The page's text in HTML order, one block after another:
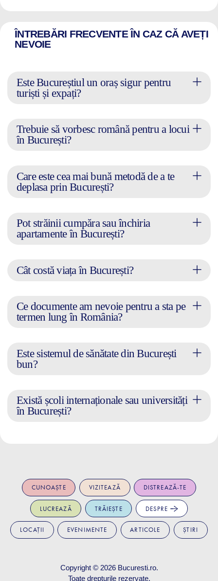
ÎNTREBĂRI FRECVENTE ÎN CAZ CĂ AVEȚI
NEVOIE
Este Bucureștiul un oraș sigur pentru
turiști și expați?
Trebuie să vorbesc română pentru a locui
în București?
Care este cea mai bună metodă de a te
deplasa prin București?
Pot străinii cumpăra sau închiria
apartamente în București?
Cât costă viața în București?
Ce documente am nevoie pentru a sta pe
termen lung în România?
Este sistemul de sănătate din București
bun?
Există școli internaționale sau universități
în București?
CUNOAȘTE VIZITEAZĂ DISTREAZĂ-TE
LUCREAZĂ TRĂIEȘTE DESPRE
LOCAȚII EVENIMENTE ARTICOLE ȘTIRI
Copyright © 2026 Bucuresti.ro.
Toate drepturile rezervate.